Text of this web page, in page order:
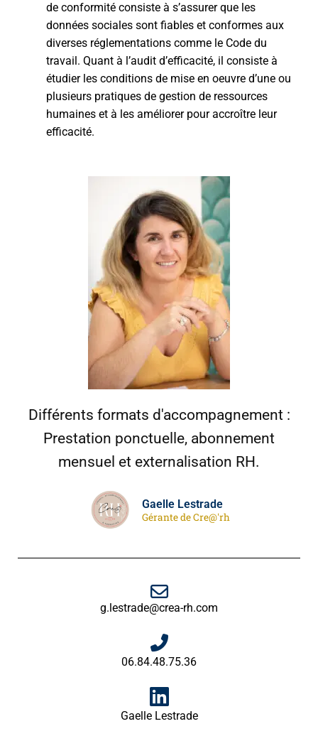
de conformité consiste à s’assurer que les
données sociales sont fiables et conformes aux
diverses réglementations comme le Code du
travail. Quant à l’audit d’efficacité, il consiste à
étudier les conditions de mise en oeuvre d’une ou
plusieurs pratiques de gestion de ressources
humaines et à les améliorer pour accroître leur
efficacité.
Différents formats d'accompagnement :
Prestation ponctuelle, abonnement
mensuel et externalisation RH.
Gaelle Lestrade
Gérante de Cre@'rh
g.lestrade@crea-rh.com
06.84.48.75.36
Gaelle Lestrade